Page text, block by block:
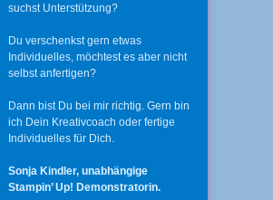
suchst Unterstützung?
Du verschenkst gern etwas
Individuelles, möchtest es aber nicht
selbst anfertigen?
Dann bist Du bei mir richtig. Gern bin
ich Dein Kreativcoach oder fertige
Individuelles für Dich.
Sonja Kindler, unabhängige
Stampin’ Up! Demonstratorin.